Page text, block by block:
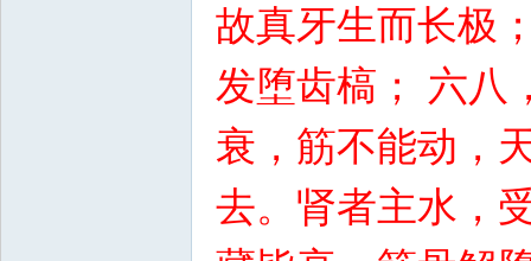
故真牙生而长极
发堕齿槁； 六八
衰，筋不能动，
去。肾者主水，